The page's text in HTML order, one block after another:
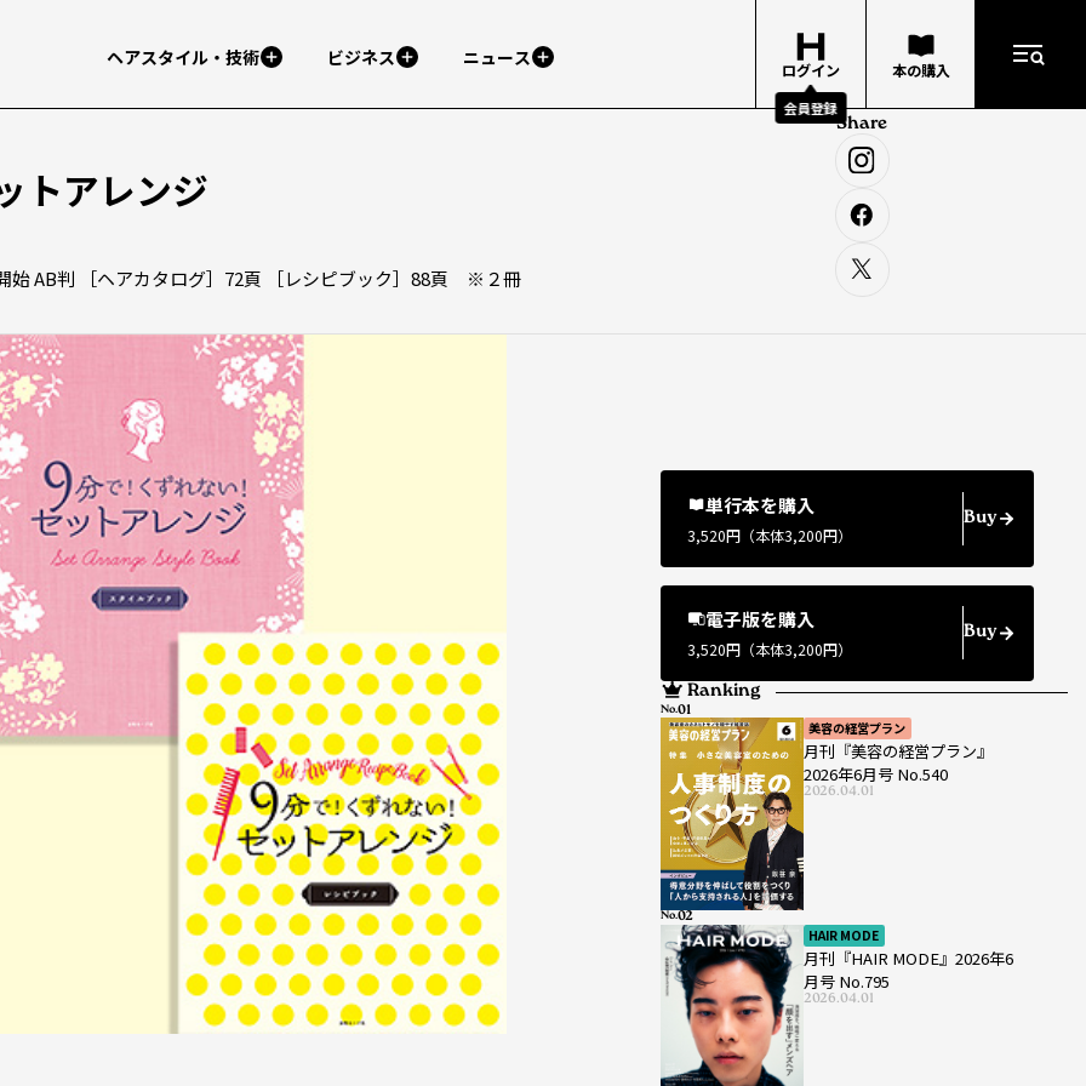
ヘアスタイル・技術 ビジネス ニュース
ログイン
会員登録
本の購入
トアレンジ
始 AB判 ［ヘアカタログ］72頁 ［レシピブック］88頁 ※２冊
Share
単行本を購入
3,520円（本体3,200円）
Buy
電子版を購入
3,520円（本体3,200円）
Buy
Ranking
美容の経営プラン
月刊『美容の経営プラン』
2026年6月号 No.540
2026.04.01
No.
HAIR MODE
月刊『HAIR MODE』2026年6
月号 No.795
2026.04.01
No.